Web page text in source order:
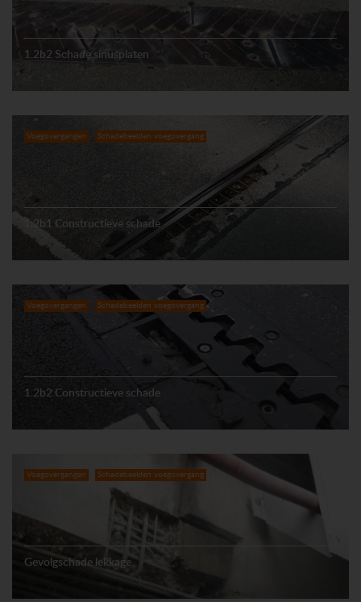
1.2b2 Schade sinusplaten
Voegovergangen Schadebeelden voegovergang
1.2b1 Constructieve schade
Voegovergangen Schadebeelden voegovergang
1.2b2 Constructieve schade
Voegovergangen Schadebeelden voegovergang
Gevolgschade lekkage